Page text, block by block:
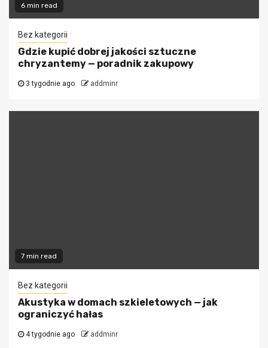
6 min read
Bez kategorii
Gdzie kupić dobrej jakości sztuczne
chryzantemy — poradnik zakupowy
3 tygodnie ago addminr
7 min read
Bez kategorii
Akustyka w domach szkieletowych — jak
ograniczyć hałas
4 tygodnie ago addminr